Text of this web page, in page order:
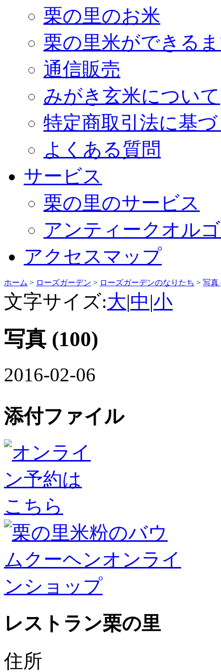
栗の里のお米
栗の里米ができる
通信販売
みがき玄米について
特定商取引法に基
よくある質問
サービス
栗の里のサービス
アンティークオル
アクセスマップ
ホーム > ローズガーデン > ローズガーデンのなりたち > 写真
文字サイズ:大|中|小
写真 (100)
2016-02-06
添付ファイル
レストラン栗の里
住所